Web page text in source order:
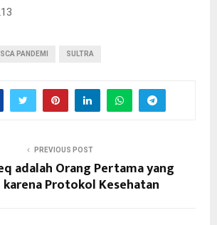
PANDEMI SULTRA
PREVIOUS POST
adalah Orang Pertama yang
Protokol Kesehatan